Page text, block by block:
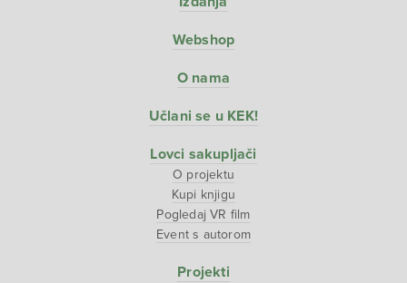
Webshop
O nama
Učlani se u KEK!
Lovci sakupljači
O projektu
Kupi knjigu
Pogledaj VR film
Event s autorom
Projekti